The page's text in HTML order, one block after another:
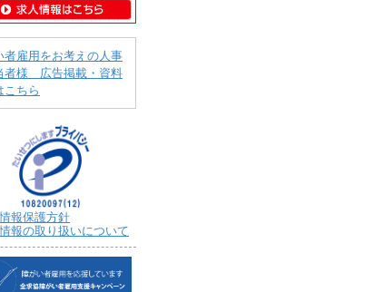
者雇用をお考えの人事
者様 広告掲載・資料
こちら
報保護方針
報の取り扱いについて